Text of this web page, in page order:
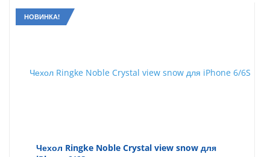
НОВИНКА!
Чехол Ringke Noble Crystal view snow для